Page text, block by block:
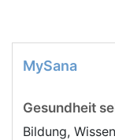
MySana
Gesundheit
Bildung,